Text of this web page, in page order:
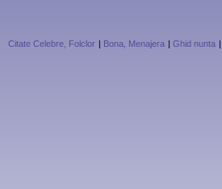
Citate Celebre, Folclor | Bona, Menajera | Ghid nunta |